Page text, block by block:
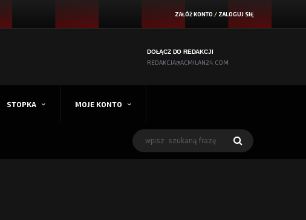
ZAŁÓŻ KONTO / ZALOGUJ SIĘ
DOŁĄCZ DO REDAKCJI
REDAKCJA@ACMILAN24.COM
STOPKA MOJE KONTO